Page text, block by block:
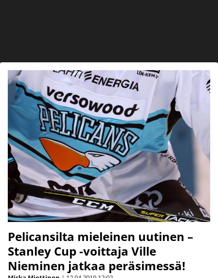
Pelicansilta mieleinen uutinen –
Stanley Cup -voittaja Ville
Nieminen jatkaa peräsimessä!